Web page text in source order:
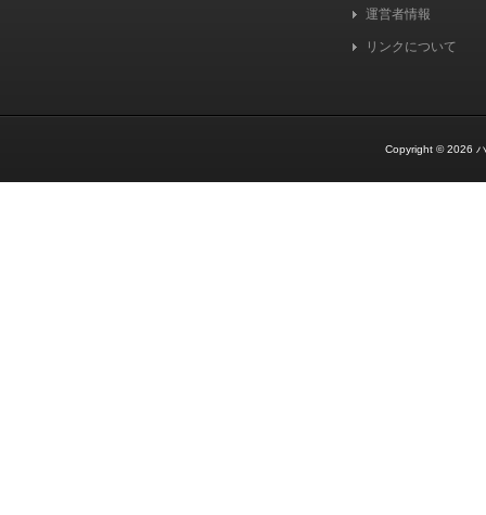
運営者情報
リンクについて
Copyright © 2026